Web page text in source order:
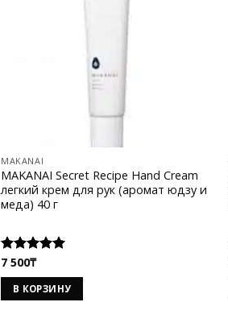
MAKANAI
MAKANAI Secret Recipe Hand Cream
легкий крем для рук (аромат юдзу и
меда) 40 г
Оценка
5.00из 5
7 500₸
В КОРЗИНУ